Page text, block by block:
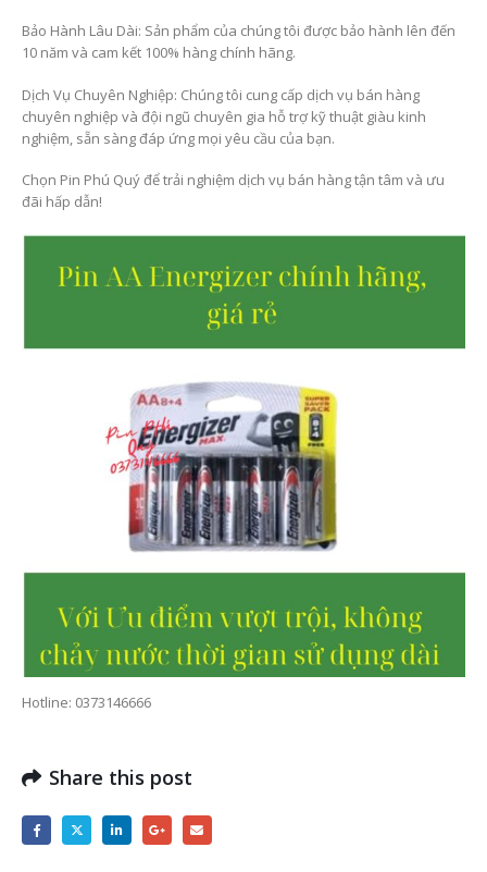
Bảo Hành Lâu Dài: Sản phẩm của chúng tôi được bảo hành lên đến
10 năm và cam kết 100% hàng chính hãng.
Dịch Vụ Chuyên Nghiệp: Chúng tôi cung cấp dịch vụ bán hàng
chuyên nghiệp và đội ngũ chuyên gia hỗ trợ kỹ thuật giàu kinh
nghiệm, sẵn sàng đáp ứng mọi yêu cầu của bạn.
Chọn Pin Phú Quý để trải nghiệm dịch vụ bán hàng tận tâm và ưu
đãi hấp dẫn!
Hotline: 0373146666
Share this post